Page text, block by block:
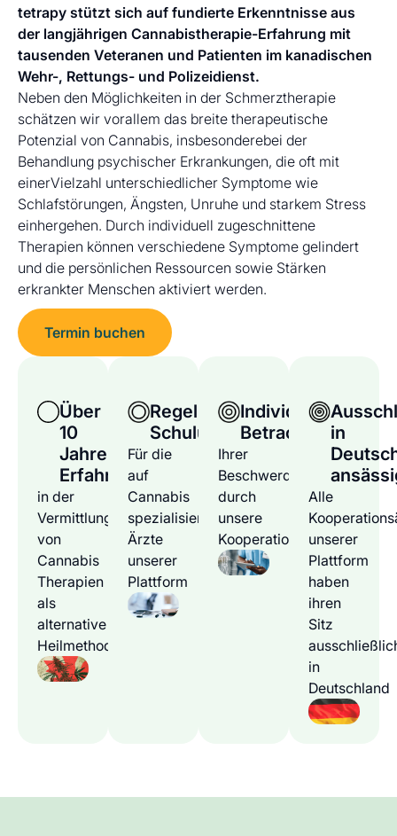
tetrapy stützt sich auf fundierte Erkenntnisse aus
der langjährigen Cannabistherapie-Erfahrung mit
tausenden Veteranen und Patienten im kanadischen
Wehr-, Rettungs- und Polizeidienst.
Neben den Möglichkeiten in der Schmerztherapie
schätzen wir vorallem das breite therapeutische
Potenzial von Cannabis, insbesonderebei der
Behandlung psychischer Erkrankungen, die oft mit
einerVielzahl unterschiedlicher Symptome wie
Schlafstörungen, Ängsten, Unruhe und starkem Stress
einhergehen. Durch individuell zugeschnittene
Therapien können verschiedene Symptome gelindert
und die persönlichen Ressourcen sowie Stärken
erkrankter Menschen aktiviert werden.
Termin buchen
Über
10
Jahre
Erfahrung
in der
Vermittlung
von
Cannabis
Therapien
als
alternative
Heilmethode
Regelmäßige
Schulungen
Für die
auf
Cannabis
spezialisierten
Ärzte
unserer
Plattform
Individuelle
Betrachtung
Ihrer
Beschwerden
durch
unsere
Kooperationsärzte
in
Alle
unserer
Plattform
haben
ihren
Sitz
in
Deutschland